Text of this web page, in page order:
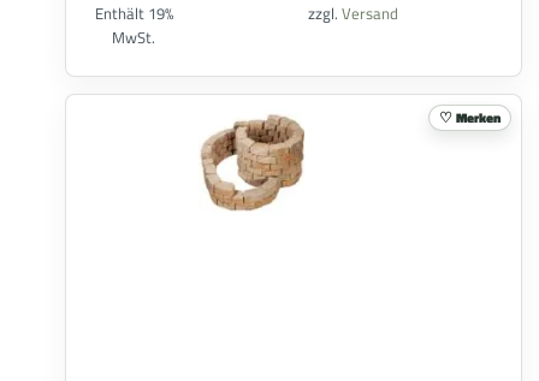
Enthält 19%
MwSt.
zzgl. Versand
Merken